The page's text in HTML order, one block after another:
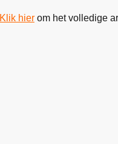
Klik hierom het volledige